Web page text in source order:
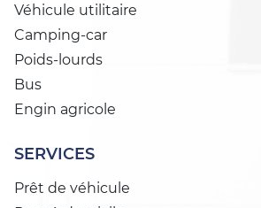
Véhicule utilitaire
Camping-car
Poids-lourds
Bus
Engin agricole
SERVICES
Prêt de véhicule